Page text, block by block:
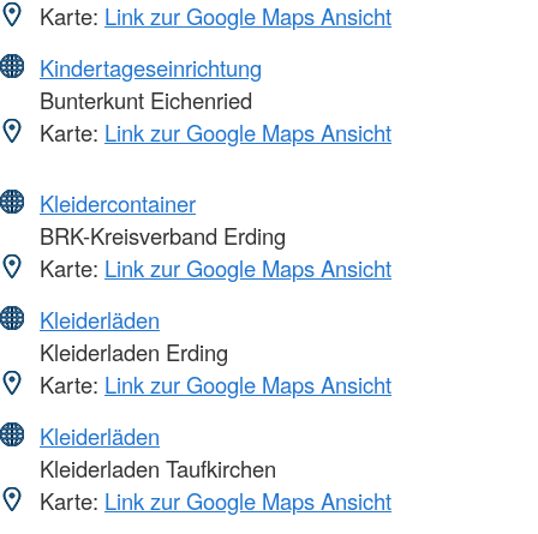
Karte: Link zur Google Maps Ansicht
Kindertageseinrichtung
Bunterkunt Eichenried
Karte: Link zur Google Maps Ansicht
Kleidercontainer
BRK-Kreisverband Erding
Karte: Link zur Google Maps Ansicht
Kleiderläden
Kleiderladen Erding
Karte: Link zur Google Maps Ansicht
Kleiderläden
Kleiderladen Taufkirchen
Karte: Link zur Google Maps Ansicht